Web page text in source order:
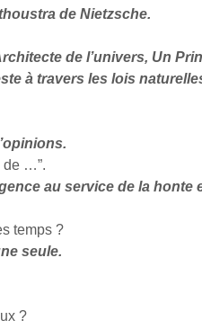
de Nietzsche.
de l’univers, Un
à travers les lois
de …”.
au service de la honte
temps ?
seule.
?